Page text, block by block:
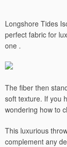
Longshore Tides
perfect fabric for
one .
The fiber then
soft texture. If you
wondering how to
This luxurious
complement any